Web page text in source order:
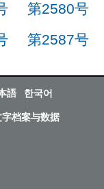
第2580号
第2587号
語 한국어
档案与数据